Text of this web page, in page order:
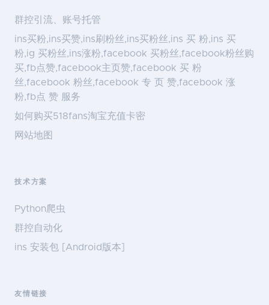
群控引流、账号托管
ins买粉,ins买赞,ins刷粉丝,ins买粉丝,ins 买 粉,ins 买
粉,ig 买粉丝,ins涨粉,facebook 买粉丝,facebook粉丝购
买,fb点赞,facebook主页赞,facebook 买 粉
丝,facebook 粉丝,facebook 专 页 赞,facebook 涨
粉,fb点 赞 服务
如何购买518fans淘宝充值卡密
网站地图
技术方案
Python爬虫
群控自动化
ins 安装包 [Android版本]
友情链接